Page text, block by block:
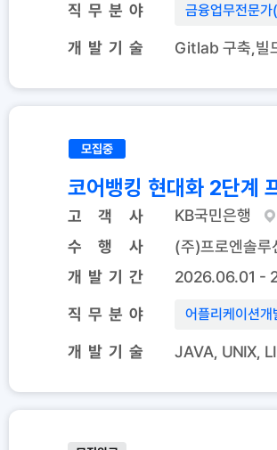
직 무 분 야
금융업무전문
개 발 기 술 Gitlab 구축,빌
모집중
코어뱅킹 현대화 2단계
고 객 사 KB국민은행
수 행 사
(주)프로엔솔루
개 발 기 간
2026.06.01 -
직 무 분 야
어플리케이션개
개 발 기 술 JAVA, UNIX,